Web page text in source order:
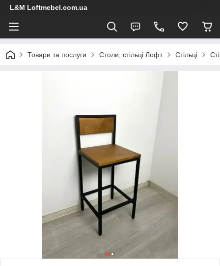
L&M Loftmebel.com.ua
Товари та послуги Столи, стільці Лофт Стільці